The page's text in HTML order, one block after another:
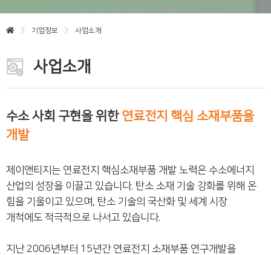
기업정보 사업소개
사업소개
수소 사회 구현을 위한 연료전지 핵심 소재부품을
개발
제이앤티지는 연료전지 핵심소재부품 개발 노력은 수소에너지
산업의 성장을 이끌고 있습니다. 탄소 소재 기술 강화를 위해 온
힘을 기울이고 있으며, 탄소 기술의 국산화 및 세계 시장
개척에도 적극적으로 나서고 있습니다.
지난 2006년부터 15년간 연료전지 소재부품 연구개발을